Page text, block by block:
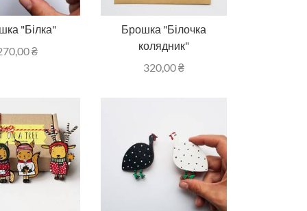
"Білка"
₴
Брошка "Білочка
колядник"
320,00₴